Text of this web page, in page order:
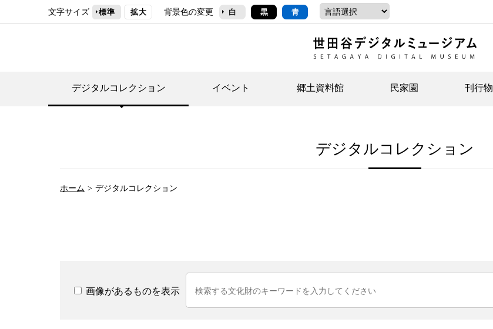
文字サイズ 標準 拡大 背景色の変更 白 黒 青
デジタルコレクション イベント 郷土資料館
イベント
民家園
事業案内(テーマ展示・ボランティアなど) イベント
刊行物
ジュニア講座
デジタルコレクション
ホーム デジタルコレクション
画像があるものを表示